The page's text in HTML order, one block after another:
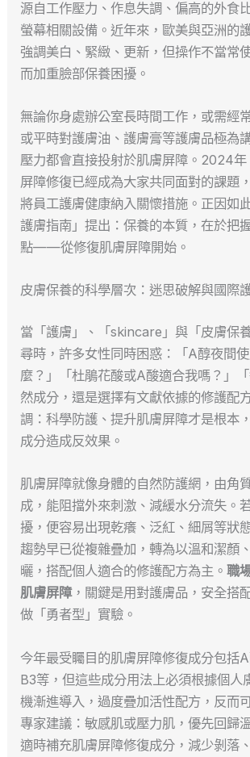
源自工作壓力、作息失調、偏高的外食
螢幕相關設備。近年來，歐美與亞洲的
強調美白、緊緻、更新，但操作不當常
而加重臉部保養困擾。
無論你身處辦公室長時間工作，或需經
或平時對護膚油、護膚膏等護膚品極為
壓力都會直接投射於肌膚屏障。2024年
屏障修復已經成為大家共同面對的課題
將員工護膚健康納入關懷措施。正因如
護膚指南」提出：保養的本質，在於把
點——從修復肌膚屏障開始。
皮膚保養的科學層次：迷思破解與國際
當「護膚」、「skincare」與「皮膚保
尋時，許多女性同時困惑：「A醇夜間
麼？」「杜鵑花酸或A酸適合我嗎？」
然成分，還是選擇有文獻依據的修護配
調：科學防護、提升肌膚屏障才是根本
成分造成反效果。
肌膚屏障就像身體的自然防護網，由角
成，能阻擋外來刺激、減緩水分流失。
擾，便容易出現乾癢、泛紅、細屑等狀
趨勢早已從複雜疊加，轉為以溫和潔顏
曬，搭配個人適合的修護配方為主。職
肌膚屏障，關鍵是用對護膚品，安全搭
做「勇者型」實驗。
今年最受矚目的肌膚屏障修復成分包括
B3等，但這些成分用法上必須根據個人
機漸進導入，過度疊加活性配方，反而
專家建議：敏感肌或壓力肌，優先回歸
適時補充肌膚屏障修復成分，減少剝落